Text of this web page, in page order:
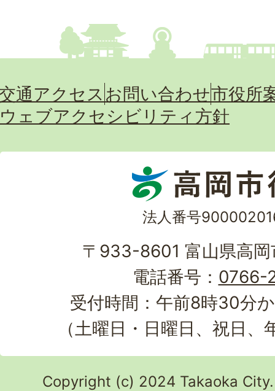
通アクセス お問い合わせ市役所
ウェブアクセシビリティ方針
法人番号
〒933-8601 富山県高
電話番号： 0766-
受付時間：午前8時30分
（土曜日・日曜日、祝日
Copyright (c) 2024 Takaoka